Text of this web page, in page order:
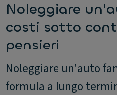
Noleggiare
costi sotto
pensieri
Noleggiare un'auto
formula a lungo